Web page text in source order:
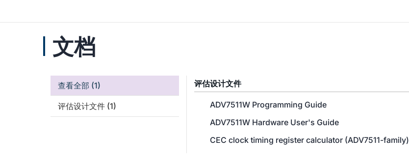
文档
查看全部 (1)
评估设计文件 (1)
评估设计文件
ADV7511W Programming Guide
ADV7511W Hardware User's Guide
CEC clock timing register calculator (ADV7511-family)